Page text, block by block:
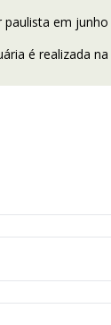
em junho
é realizada na